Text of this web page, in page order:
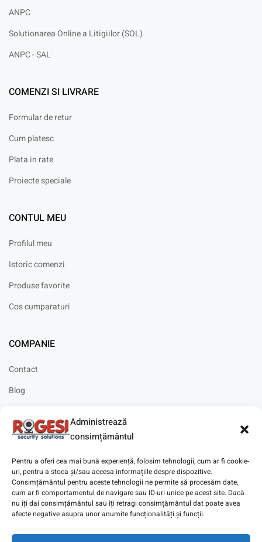
Administrează
consimțământul
Pentru a oferi cea mai bună experiență, folosim tehnologii, cum ar fi cookie-
uri, pentru a stoca și/sau accesa informațiile despre dispozitive.
Consimțământul pentru aceste tehnologii ne permite să procesăm date,
cum ar fi comportamentul de navigare sau ID-uri unice pe acest site. Dacă
nu îți dai consimțământul sau îți retragi consimțământul dat poate avea
afecte negative asupra unor anumite funcționalități și funcții.
ANPC
Solutionarea Online a Litigiilor (SOL)
ANPC - SAL
COMENZI SI LIVRARE
Formular de retur
Cum platesc
Plata in rate
Proiecte speciale
CONTUL MEU
Profilul meu
Istoric comenzi
Produse favorite
Cos cumparaturi
COMPANIE
Contact
Blog
Solicitare instalare
Copyright © 2025Digitaz.